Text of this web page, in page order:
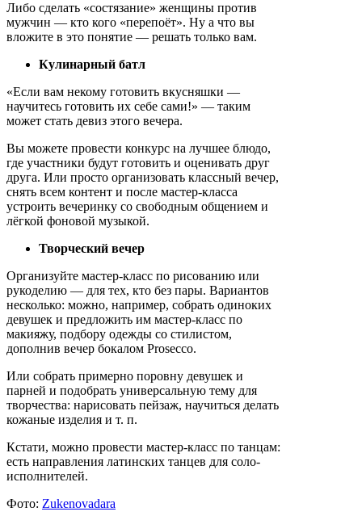
Либо сделать «состязание» женщины против
мужчин — кто кого «перепоёт». Ну а что вы
вложите в это понятие — решать только вам.
Кулинарный батл
«Если вам некому готовить вкусняшки —
научитесь готовить их себе сами!» — таким
может стать девиз этого вечера.
Вы можете провести конкурс на лучшее блюдо,
где участники будут готовить и оценивать друг
друга. Или просто организовать классный вечер,
снять всем контент и после мастер-класса
устроить вечеринку со свободным общением и
лёгкой фоновой музыкой.
Творческий вечер
Организуйте мастер-класс по рисованию или
рукоделию — для тех, кто без пары. Вариантов
несколько: можно, например, собрать одиноких
девушек и предложить им мастер-класс по
макияжу, подбору одежды со стилистом,
дополнив вечер бокалом Prosecco.
Или собрать примерно поровну девушек и
парней и подобрать универсальную тему для
творчества: нарисовать пейзаж, научиться делать
кожаные изделия и т. п.
Кстати, можно провести мастер-класс по танцам:
есть направления латинских танцев для соло-
исполнителей.
Фото: Zukenovadara